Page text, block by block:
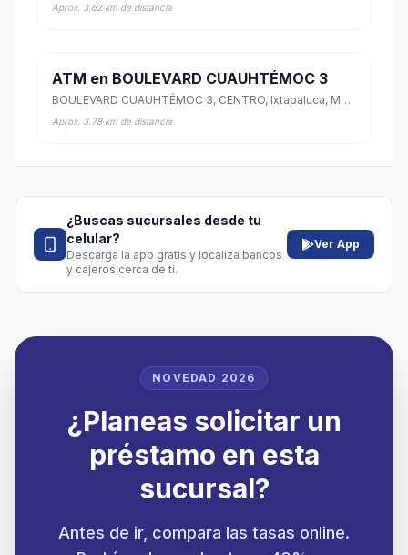
Aprox. 3.62 km de distancia
ATM en BOULEVARD CUAUHTÉMOC 3
BOULEVARD CUAUHTÉMOC 3, CENTRO, Ixtapaluca, México
Aprox. 3.78 km de distancia
¿Buscas sucursales desde tu
celular?
Descarga la app gratis y localiza bancos
y cajeros cerca de ti.
Ver App
NOVEDAD 2026
¿Planeas solicitar un
préstamo en esta
sucursal?
Antes de ir, compara las tasas online.